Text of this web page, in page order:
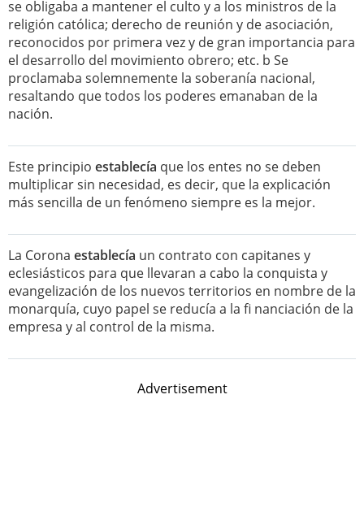
se obligaba a mantener el culto y a los ministros de la
religión católica; derecho de reunión y de asociación,
reconocidos por primera vez y de gran importancia para
el desarrollo del movimiento obrero; etc. b Se
proclamaba solemnemente la soberanía nacional,
resaltando que todos los poderes emanaban de la
nación.
Este principio establecía que los entes no se deben
multiplicar sin necesidad, es decir, que la explicación
más sencilla de un fenómeno siempre es la mejor.
La Corona establecía un contrato con capitanes y
eclesiásticos para que llevaran a cabo la conquista y
evangelización de los nuevos territorios en nombre de la
monarquía, cuyo papel se reducía a la fi nanciación de la
empresa y al control de la misma.
Advertisement